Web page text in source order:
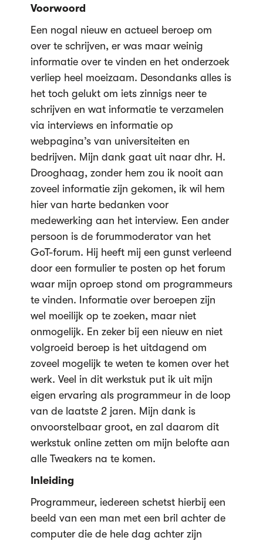
Voorwoord
Een nogal nieuw en actueel beroep om
over te schrijven, er was maar weinig
informatie over te vinden en het onderzoek
verliep heel moeizaam. Desondanks alles is
het toch gelukt om iets zinnigs neer te
schrijven en wat informatie te verzamelen
via interviews en informatie op
webpagina’s van universiteiten en
bedrijven. Mijn dank gaat uit naar dhr. H.
Drooghaag, zonder hem zou ik nooit aan
zoveel informatie zijn gekomen, ik wil hem
hier van harte bedanken voor
medewerking aan het interview. Een ander
persoon is de forummoderator van het
GoT-forum. Hij heeft mij een gunst verleend
door een formulier te posten op het forum
waar mijn oproep stond om programmeurs
te vinden. Informatie over beroepen zijn
wel moeilijk op te zoeken, maar niet
onmogelijk. En zeker bij een nieuw en niet
volgroeid beroep is het uitdagend om
zoveel mogelijk te weten te komen over het
werk. Veel in dit werkstuk put ik uit mijn
eigen ervaring als programmeur in de loop
van de laatste 2 jaren. Mijn dank is
onvoorstelbaar groot, en zal daarom dit
werkstuk online zetten om mijn belofte aan
alle Tweakers na te komen.
Inleiding
Programmeur, iedereen schetst hierbij een
beeld van een man met een bril achter de
computer die de hele dag achter zijn